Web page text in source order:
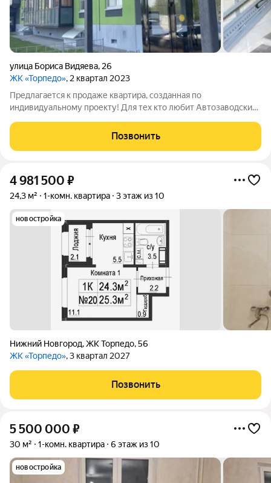
улица Бориса Видяева, 26
ЖК «Торпедо», 2 квартал 2023
Предлагается к продаже квартира, созданная по
индивидуальному проекту! Для тех кто любит Автозаводский
прямой выход на малышевские гривы - памятник природы -
значит застройки напротив не будет
Позвонить
4 981 500 ₽
24,3 м² 1-комн. квартира 3 этаж из 10
новостройка
Нижний Новгород,ЖК Торпедо,56
ЖК «Торпедо», 3 квартал 2027
Позвонить
5 500 000 ₽
30 м² 1-комн. квартира 6 этаж из 10
новостройка